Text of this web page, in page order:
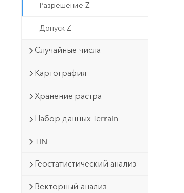
Разрешение Z
Допуск Z
Случайные числа
Картография
Хранение растра
Набор данных Terrain
TIN
Геостатистический анализ
Векторный анализ